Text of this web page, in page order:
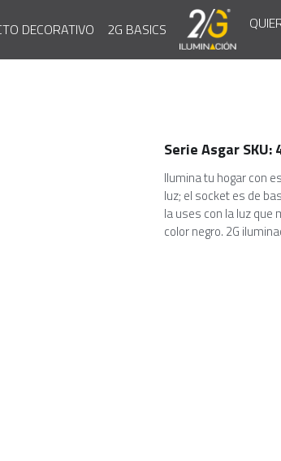
DECORATIVO 2G BASICS
Serie Asgar SKU:
Ilumina tu hogar con
luz; el socket es de
la uses con la luz que
color negro. 2G